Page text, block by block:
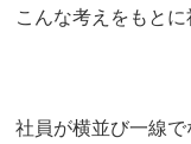
こんな考えをもと
社員が横並び一線